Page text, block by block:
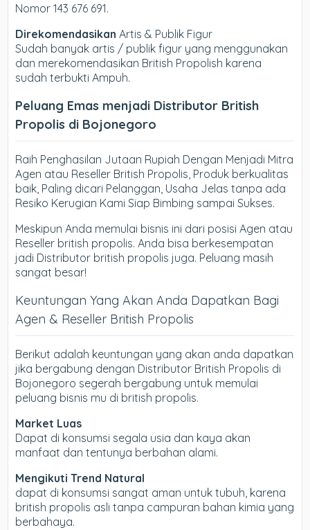
Nomor 143 676 691.
Direkomendasikan Artis & Publik Figur
Sudah banyak artis / publik figur yang menggunakan
dan merekomendasikan British Propolish karena
sudah terbukti Ampuh.
Peluang Emas menjadi Distributor British
Propolis di Bojonegoro
Raih Penghasilan Jutaan Rupiah Dengan Menjadi Mitra
Agen atau Reseller British Propolis, Produk berkualitas
baik, Paling dicari Pelanggan, Usaha Jelas tanpa ada
Resiko Kerugian Kami Siap Bimbing sampai Sukses.
Meskipun Anda memulai bisnis ini dari posisi Agen atau
Reseller british propolis. Anda bisa berkesempatan
jadi Distributor british propolis juga. Peluang masih
sangat besar!
Keuntungan Yang Akan Anda Dapatkan Bagi
Agen & Reseller British Propolis
Berikut adalah keuntungan yang akan anda dapatkan
jika bergabung dengan Distributor British Propolis di
Bojonegoro segerah bergabung untuk memulai
peluang bisnis mu di british propolis.
Market Luas
Dapat di konsumsi segala usia dan kaya akan
manfaat dan tentunya berbahan alami.
Mengikuti Trend Natural
dapat di konsumsi sangat aman untuk tubuh, karena
british propolis asli tanpa campuran bahan kimia yang
berbahaya.